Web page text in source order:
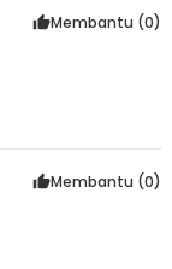
Membantu (0)
Membantu (0)